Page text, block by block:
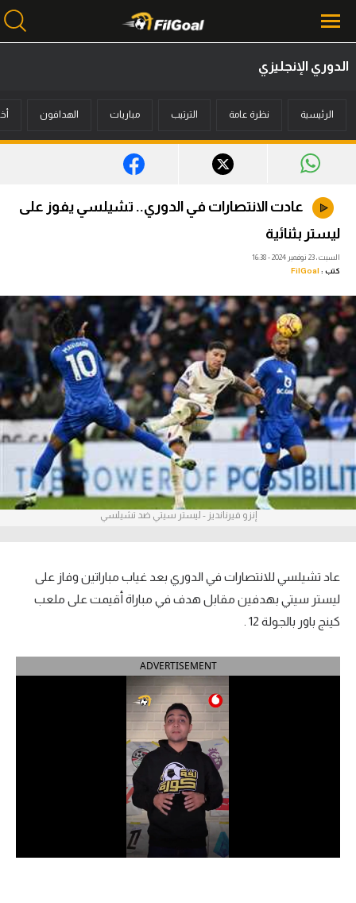
أخبار
فانتازي في الجول
فيديوهات
عدسات
آراء حرة
ركن الألعاب
بطولات
أمريكا 2026
الدوري المصري
الدوري الإسباني
الدوري السعودي للمحترفين
دوري أبطال إفريقيا
الدوري الإنجليزي
الرئيسية نظرة عامة الترتيب مباريات الهدافون
عادت الانتصارات في الدوري.. تشيلسي يفوز على
ليستر بثنائية
السبت، 23 نوفمبر 2024 - 16:38
كتب : FilGoal
إنزو فيرنانديز - ليستر سيتي ضد تشيلسي
عاد تشيلسي للانتصارات في الدوري بعد غياب مباراتين وفاز على
ليستر سيتي بهدفين مقابل هدف في مباراة أقيمت على ملعب
كينج باور بالجولة 12 .
ADVERTISEMENT